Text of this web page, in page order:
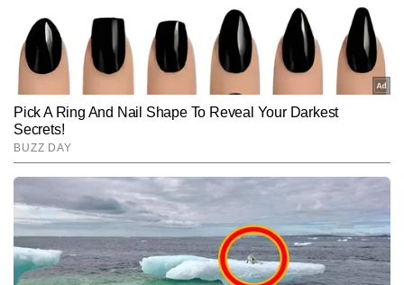
और पुलेला गोपीचंद जैसे नाम शामिल हैं। अब तक नवीन 15,000 से अधिक
आर्टिकल्स लिख चुके हैं, जिनमें ग्राउंड रिपोर्टिंग, विश्लेषणात्मक लेख, स्पेशल
स्टोरीज़, प्लेयर प्रोफाइल और टूर्नामेंट-आधारित एक्सप्लेनर शामिल हैं।
Subscribe to our daily Newsletter!
SUBMIT